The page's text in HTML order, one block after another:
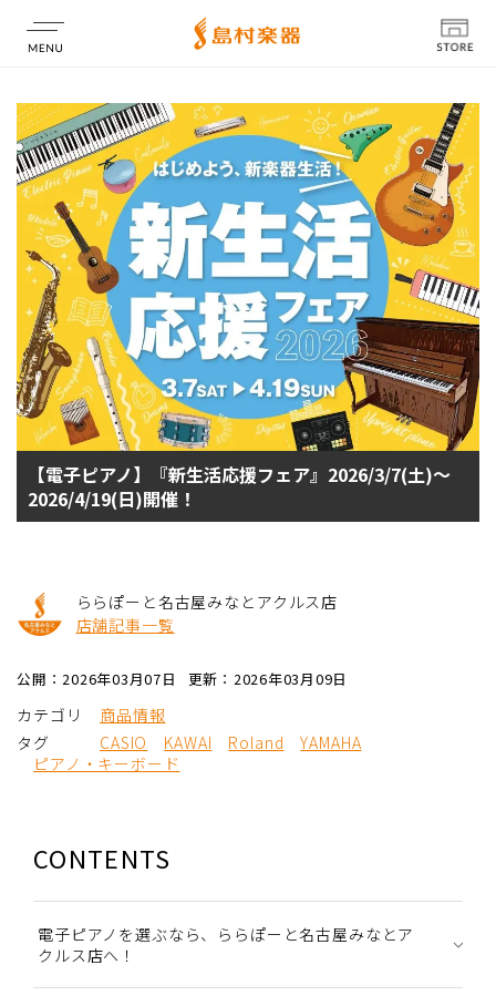
店舗情報
【電子ピアノ】『新生活応援フェア』2026/3/7(土)～
2026/4/19(日)開催！
ららぽーと名古屋みなとアクルス店
店舗記事一覧
公開：2026年03月07日 更新：2026年03月09日
カテゴリ
商品情報
タグ
CASIO KAWAI Roland
YAMAHA
ピアノ・キーボード
CONTENTS
電子ピアノを選ぶなら、ららぽーと名古屋みなとア
クルス店へ！